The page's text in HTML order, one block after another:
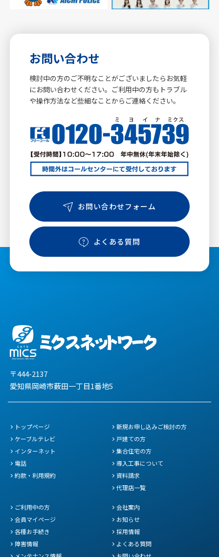
お問い合わせ
検討中の方のご不明なことがございましたらお気軽
にお問い合わせください。ご利用中の方もトラブル
や操作方法など些細なことからご連絡ください。
お問い合わせフォーム
よくある質問
〒444-2137
愛知県岡崎市薮田一丁目1番地5
トップページ
ケーブルテレビ
インターネット
電話
約款・利用規約
新規お申し込みご検討の方
戸建ての方
集合住宅の方
導入工事について
資料請求
代理店一覧
ご利用中の方
会員マイページ
各種お手続き
障害情報
会社案内
お知らせ
採用情報
よくある質問